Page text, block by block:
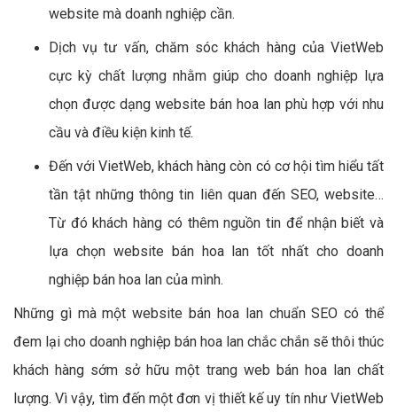
website mà doanh nghiệp cần.
Dịch vụ tư vấn, chăm sóc khách hàng của VietWeb
cực kỳ chất lượng nhằm giúp cho doanh nghiệp lựa
chọn được dạng website bán hoa lan phù hợp với nhu
cầu và điều kiện kinh tế.
Đến với VietWeb, khách hàng còn có cơ hội tìm hiểu tất
tần tật những thông tin liên quan đến SEO, website…
Từ đó khách hàng có thêm nguồn tin để nhận biết và
lựa chọn website bán hoa lan tốt nhất cho doanh
nghiệp bán hoa lan của mình.
Những gì mà một website bán hoa lan chuẩn SEO có thể
đem lại cho doanh nghiệp bán hoa lan chắc chắn sẽ thôi thúc
khách hàng sớm sở hữu một trang web bán hoa lan chất
lượng. Vì vậy, tìm đến một đơn vị thiết kế uy tín như VietWeb